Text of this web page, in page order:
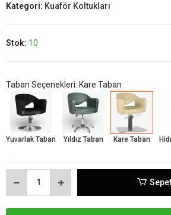
Kategori: Kuaför Koltukları
Stok: 10
Taban Seçenekleri: Kare Taban
Yuvarlak Taban Yıldız Taban Kare Taban